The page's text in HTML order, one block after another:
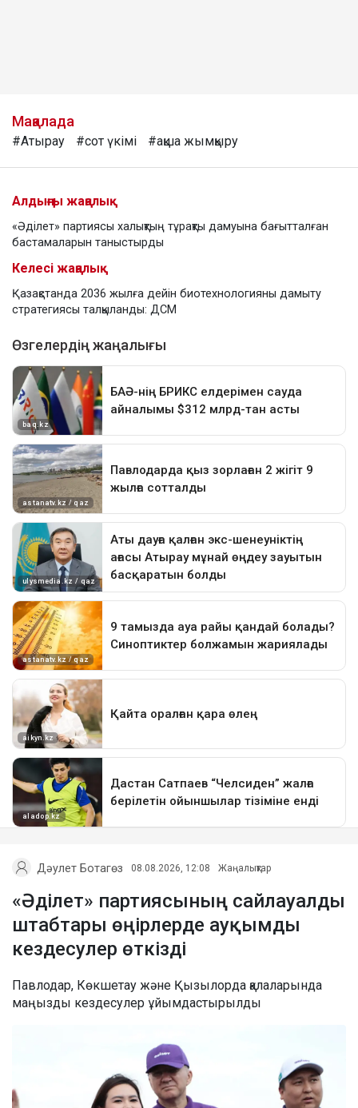
Мақалада
#Атырау #сот үкімі #ақша жымқыру
Алдыңғы жаңалық
«Әділет» партиясы халықтың тұрақты дамуына бағытталған
бастамаларын таныстырды
Келесі жаңалық
Қазақстанда 2036 жылға дейін биотехнологияны дамыту
стратегиясы талқыланды: ДСМ
Дәулет Ботагөз 08.08.2026, 12:08 Жаңалықтар
«Әділет» партиясының сайлауалды
штабтары өңірлерде ауқымды
кездесулер өткізді
Павлодар, Көкшетау және Қызылорда қалаларында
маңызды кездесулер ұйымдастырылды